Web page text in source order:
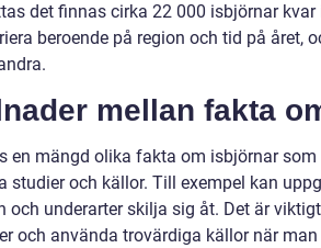
det finnas cirka 22 000 isbjörnar
beroende på region och tid på året,
mellan fakta
en mängd olika fakta om isbjörnar som
studier och källor. Till exempel kan
och underarter skilja sig åt. Det är
och använda trovärdiga källor när